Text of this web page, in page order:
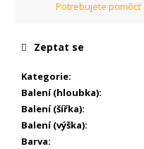
Kategorie:
Balení (hloubka):
Balení (šířka):
Balení (výška):
Barva:
Zeptat se